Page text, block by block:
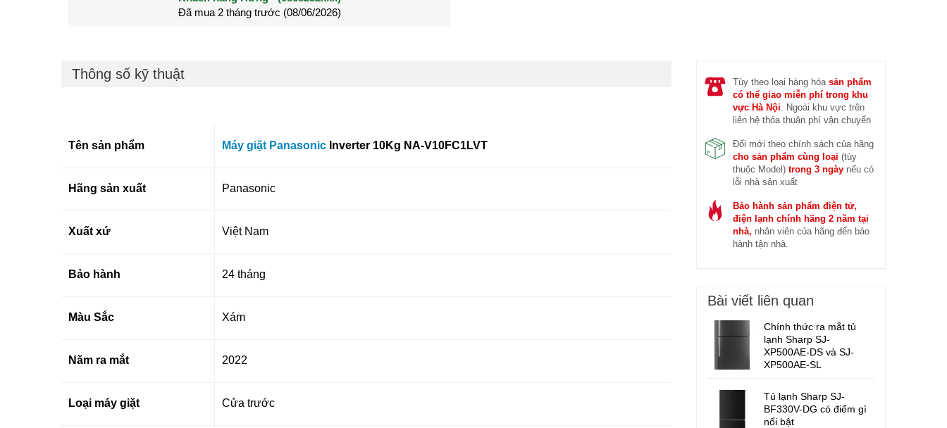
Đã mua 2 tháng trước (28/05/2026)
Đã mua 3 tháng trước (27/04/2026)
Thông số kỹ thuật
Tên sản phẩm Máy giặt Panasonic Inverter 10Kg NA-V10FC1LVT
Hãng sản xuất Panasonic
Xuất xứ Việt Nam
Bảo hành 24 tháng
Màu Sắc Xám
Năm ra mắt 2022
Loại máy giặt Cửa trước
Tùy theo loại hàng hóa sản phẩm
có thể giao miễn phí trong khu
vực Hà Nội . Ngoài khu vực trên
liên hệ thỏa thuận phí vận chuyển
Đổi mới theo chính sách của hãng
cho sản phẩm cùng loại (tùy
thuộc Model) trong 3 ngàynếu có
lỗi nhà sản xuất
Bảo hành sản phẩm điện tử,
điện lạnh chính hãng 2 năm tại
nhà, nhân viên của hãng đến bảo
hành tận nhà.
Bài viết liên quan
Chính thức ra mắt tủ
lạnh Sharp SJ-
XP500AE-DS và SJ-
XP500AE-SL
Tủ lạnh Sharp SJ-
BF330V-DG có điểm gì
nổi bật